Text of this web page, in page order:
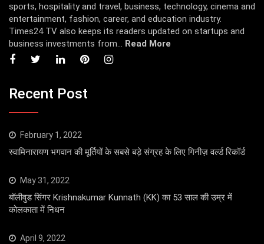
sports, hospitality and travel, business, technology, cinema and
entertainment, fashion, career, and education industry.
Times24 TV also keeps its readers updated on startups and
business investments from... Read More
Recent Post
February 1, 2022
स्वामिनारायण भगवान की मूर्तियों के सबसे बड़े संग्रह के लिए गिनीज़ वर्ल्ड रिकॉर्ड
May 31, 2022
बॉलीवुड सिंगर Krishnakumar Kunnath (KK) का 53 साल की उम्र में
कोलकाता में निधन
April 9, 2022